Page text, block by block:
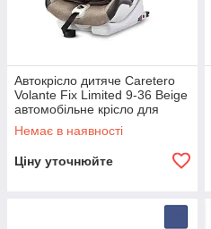
Автокрісло дитяче Caretero
Volante Fix Limited 9-36 Beige
автомобільне крісло для
дітей R_2370
Немає в наявності
Ціну уточнюйте